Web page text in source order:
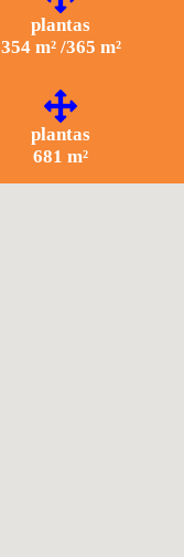
plantas
354 m² /365 m²
plantas
681 m²